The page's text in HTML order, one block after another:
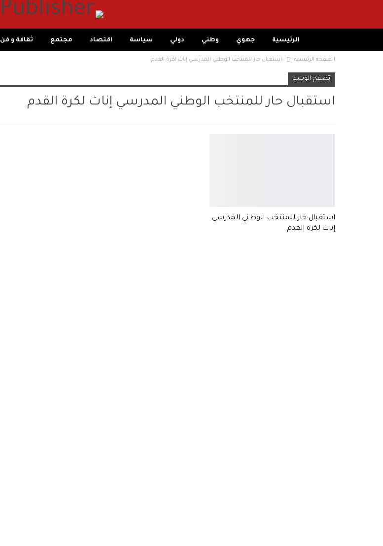
الرئيسية جهوي وطني دولي سياسة اقتصاد مجتمع ثقافة و فن
الصفحة الرئيسية استقبال حار للمنتخب الوطني المدرسي إناث لكرة القدم
تصفح الوسم
استقبال حار للمنتخب الوطني المدرسي إناث لكرة القدم
استقبال حار للمنتخب الوطني المدرسي
إناث لكرة القدم